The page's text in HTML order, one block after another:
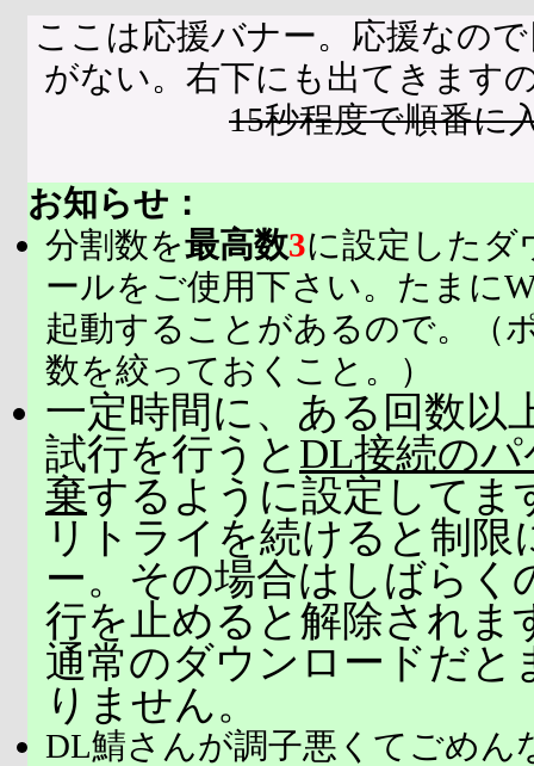
ここは応援バナー。応援なの
がない。右下にも出てきます
15秒程度で順番に
お知らせ：
分割数を最高数3に設定したダ
ールをご使用下さい。たまに
起動することがあるので。（
数を絞っておくこと。）
一定時間に、ある回数以
試行を行うと DL接続の
棄するように設定してま
リトライを続けると制限
ー。その場合はしばらく
行を止めると解除されま
通常のダウンロードだと
りません。
DL鯖さんが調子悪くてごめん